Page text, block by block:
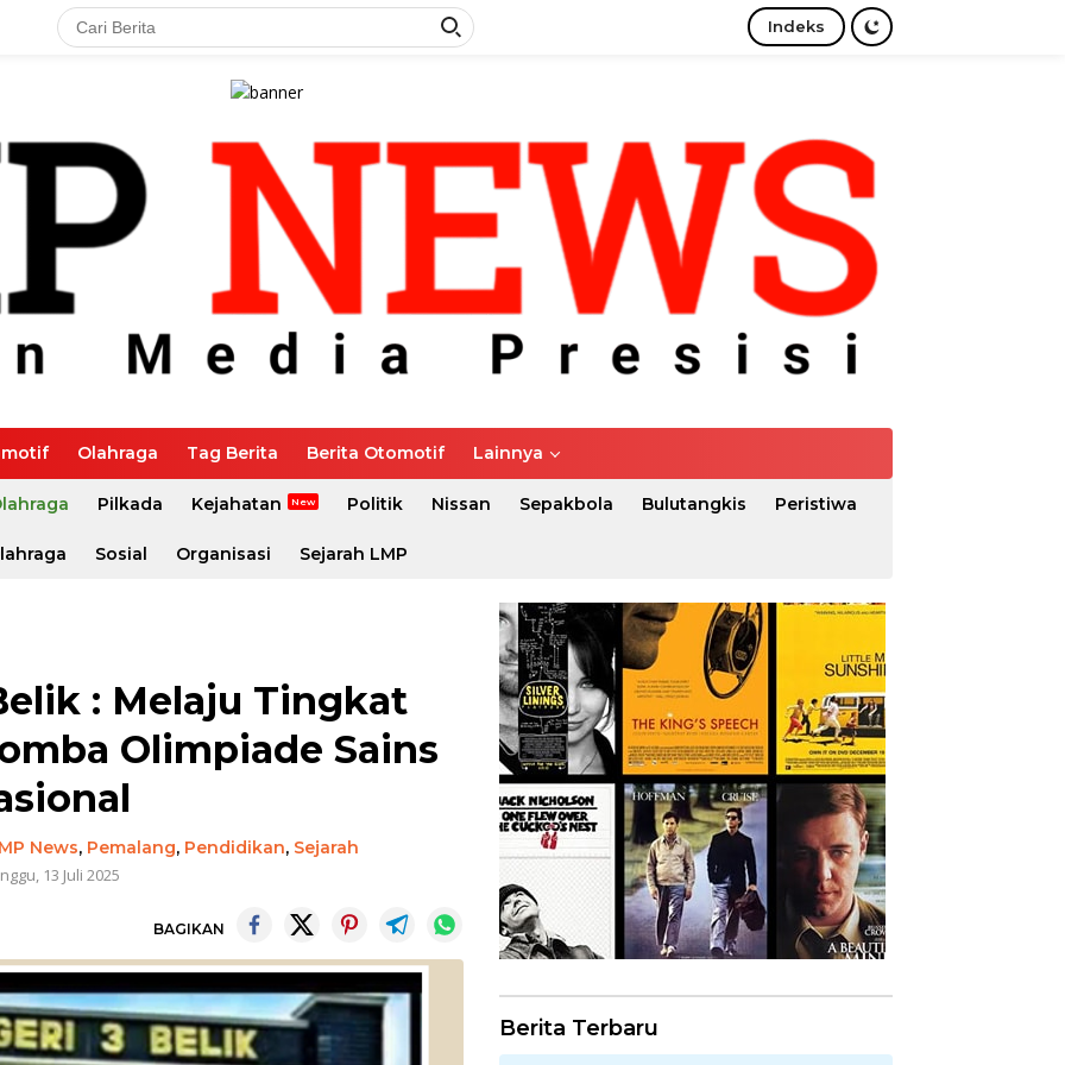
Indeks
Olahraga Tag Berita Berita Otomotif Lainnya
Pilkada Kejahatan Politik Nissan Sepakbola Bulutangkis Peristiwa
Sosial Organisasi Sejarah LMP
: Melaju Tingkat
Olimpiade Sains
News, Pemalang, Pendidikan, Sejarah
13 Juli 2025
BAGIKAN
Berita Terbaru